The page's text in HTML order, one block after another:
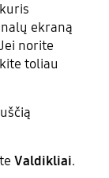
ekraną
norite
toliau
Valdikliai.